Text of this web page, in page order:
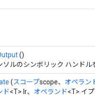
()
ソルのシンボリック ハンドル
(スコープscope、 オペラン
ド<T> lr、 オペランド<T> イプ